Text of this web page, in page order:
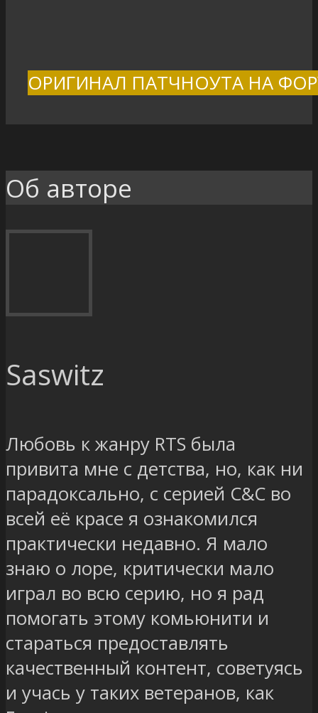
ОРИГИНАЛ ПАТЧНОУТА НА
Об авторе
Saswitz
Любовь к жанру RTS была
привита мне с детства, но, как ни
парадоксально, с серией C&C во
всей её красе я ознакомился
практически недавно. Я мало
знаю о лоре, критически мало
играл во всю серию, но я рад
помогать этому комьюнити и
стараться предоставлять
качественный контент, советуясь
и учась у таких ветеранов, как